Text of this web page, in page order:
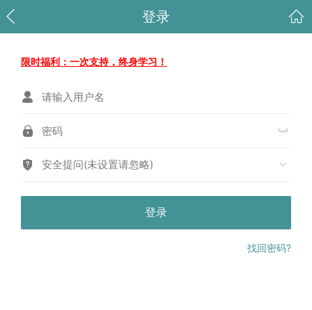
登录
限时福利：一次支持，终身学习！
安全提问(未设置请忽略)
登录
找回密码?